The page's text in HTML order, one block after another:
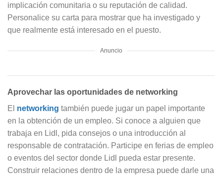
implicación comunitaria o su reputación de calidad.
Personalice su carta para mostrar que ha investigado y
que realmente está interesado en el puesto.
Anuncio
Aprovechar las oportunidades de networking
El networking también puede jugar un papel importante
en la obtención de un empleo. Si conoce a alguien que
trabaja en Lidl, pida consejos o una introducción al
responsable de contratación. Participe en ferias de empleo
o eventos del sector donde Lidl pueda estar presente.
Construir relaciones dentro de la empresa puede darle una